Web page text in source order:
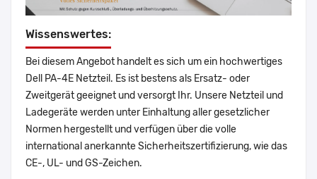
Wissenswertes:
Bei diesem Angebot handelt es sich um ein hochwertiges
Dell PA-4E Netzteil. Es ist bestens als Ersatz- oder
Zweitgerät geeignet und versorgt Ihr. Unsere Netzteil und
Ladegeräte werden unter Einhaltung aller gesetzlicher
Normen hergestellt und verfügen über die volle
international anerkannte Sicherheitszertifizierung, wie das
CE-, UL- und GS-Zeichen.